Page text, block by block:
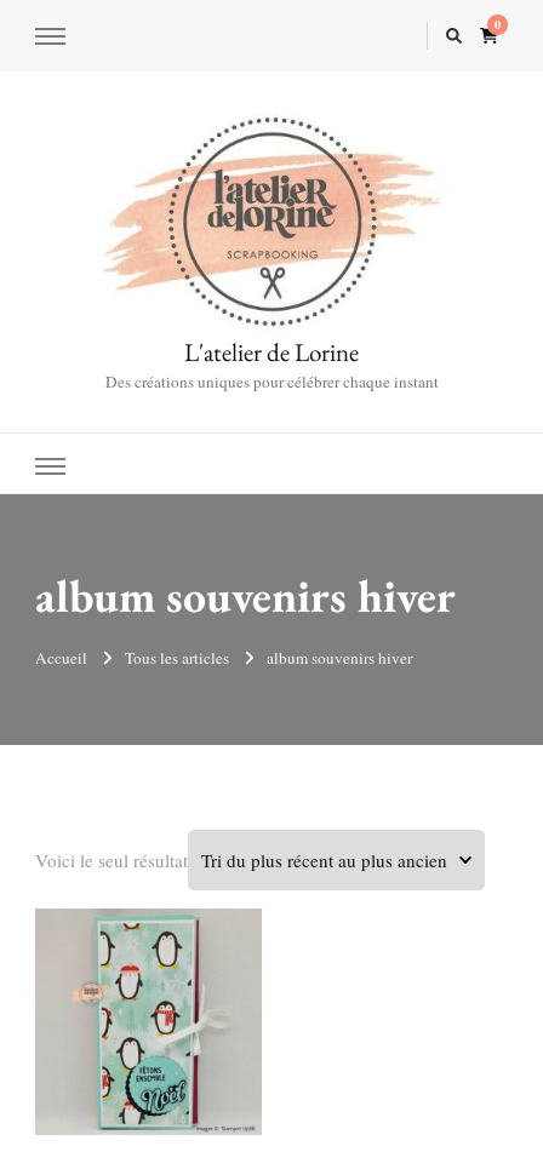
0
L'atelier de Lorine
Des créations uniques pour célébrer chaque instant
album souvenirs hiver
Accueil Tous les articles album souvenirs hiver
Voici le seul résultat